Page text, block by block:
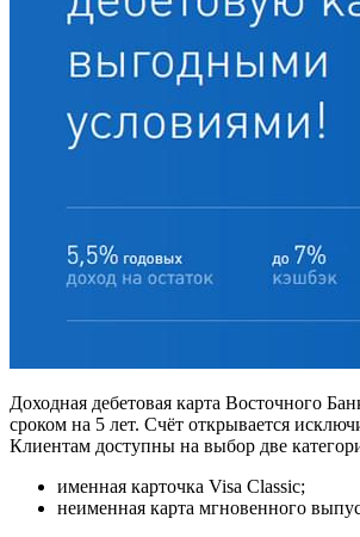
Доходная дебетовая карта Восточного
сроком на 5 лет. Счёт открывается
Клиентам доступны на выбор две
именная карточка Visa Classic;
неименная карта мгновенного